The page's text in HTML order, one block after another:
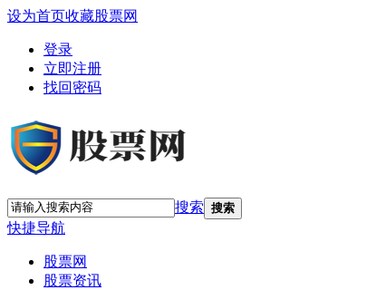
设为首页收藏股票网
登录
立即注册
找回密码
搜索 搜索
快捷导航
股票网
股票资讯